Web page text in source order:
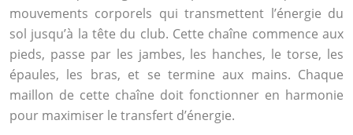
mouvements corporels qui transmettent l’énergie du
sol jusqu’à la tête du club. Cette chaîne commence aux
pieds, passe par les jambes, les hanches, le torse, les
épaules, les bras, et se termine aux mains. Chaque
maillon de cette chaîne doit fonctionner en harmonie
pour maximiser le transfert d’énergie.